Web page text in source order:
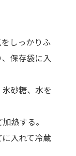
しっかりふ
保存袋に入
砂糖、水を
熱する。
入れて冷蔵